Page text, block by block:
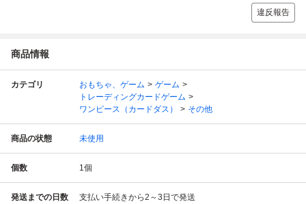
違反報告
商品情報
カテゴリ おもちゃ、ゲーム
ゲーム
トレーディングカードゲーム
ワンピース（カードダス）
その他
商品の状態 未使用
個数 1個
発送までの日数 支払い手続きから2～3日で発送